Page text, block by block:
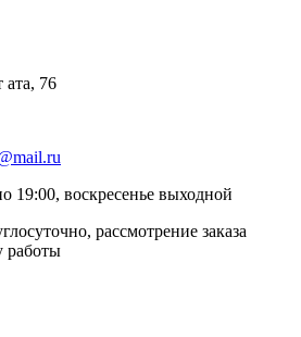
76
19:00, воскресенье выходной
рассмотрение заказа
работы